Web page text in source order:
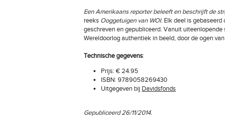
Een Amerikaans reporter beleeft en beschrijft de
reeks Ooggetuigen van WOI. Elk deel is
geschreven en gepubliceerd. Vanuit
Wereldoorlog authentiek in beeld, door de ogen
Technische gegevens:
Prijs: € 24.95
ISBN: 9789058269430
Uitgegeven bij Davidsfonds
Gepubliceerd 26/11/2014.